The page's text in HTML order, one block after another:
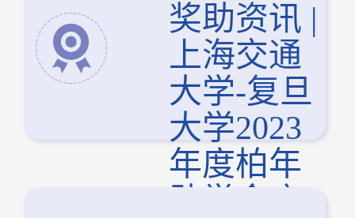
奖助资讯 |
上海交通
大学-复旦
大学2023
年度柏年